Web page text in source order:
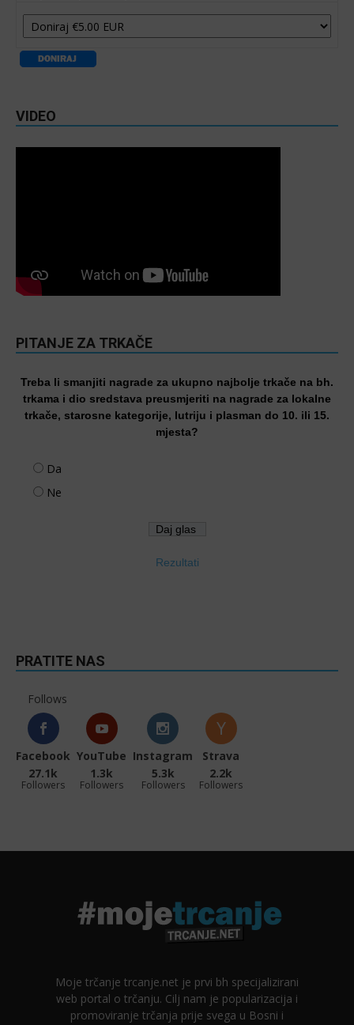
VIDEO
PITANJE ZA TRKAČE
Treba li smanjiti nagrade za ukupno najbolje trkače na bh.
trkama i dio sredstava preusmjeriti na nagrade za lokalne
trkače, starosne kategorije, lutriju i plasman do 10. ili 15.
mjesta?
Da
Ne
Rezultati
PRATITE NAS
Follows
Facebook
27.1k
Followers
YouTube
1.3k
Followers
Instagram
5.3k
Followers
Strava
2.2k
Followers
Moje trčanje trcanje.net je prvi bh specijalizirani
web portal o trčanju. Cilj nam je popularizacija i
promoviranje trčanja prije svega u Bosni i